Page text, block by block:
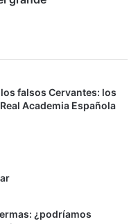
falsos Cervantes: los
Academia Española
¿podríamos